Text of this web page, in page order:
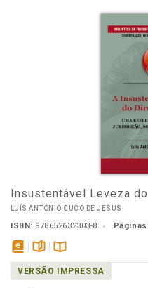
Insustentável Leveza
LUÍS ANTÓNIO CUCO DE JESUS
ISBN: 978652632303-8
disponível
em
páginasDisponível
na
VERSÃO IMPRESSA